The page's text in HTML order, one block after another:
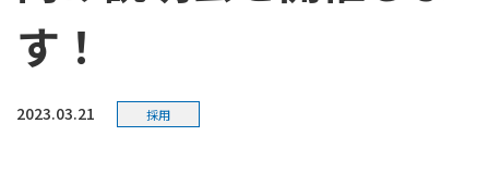
す！
2023.03.21 採用